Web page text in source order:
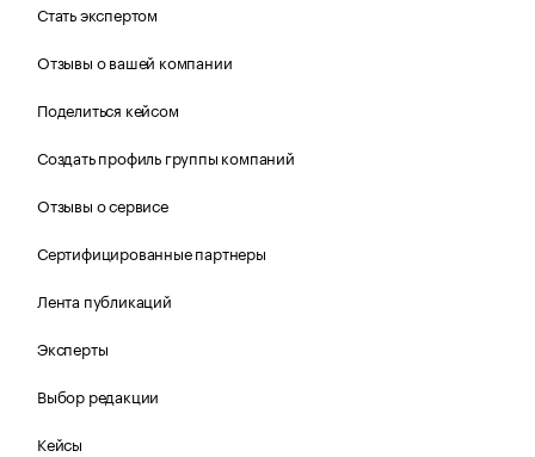
Стать экспертом
Отзывы о вашей компании
Поделиться кейсом
Создать профиль группы компаний
Отзывы о сервисе
Сертифицированные партнеры
Лента публикаций
Эксперты
Выбор редакции
Кейсы